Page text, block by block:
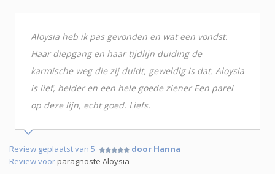
Aloysia heb ik pas gevonden en wat een vondst.
Haar diepgang en haar tijdlijn duiding de
karmische weg die zij duidt, geweldig is dat. Aloysia
is lief, helder en een hele goede ziener Een parel
op deze lijn, echt goed. Liefs.
Review geplaatst van 5
door Hanna
Review voorparagnoste Aloysia